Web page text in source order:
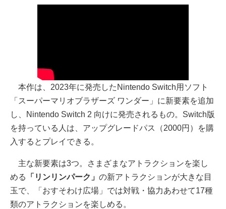
本作は、2023年に発売したNintendo Switch用ソフト
「スーパーマリオブラザーズ ワンダー」に新要素を追加
し、Nintendo Switch 2 向けに発売されるもの。Switch版
を持っている人は、アップグレードパス（2000円）を購
入するとプレイできる。
主な新要素は3つ。さまざまなアトラクションを楽し
める
「リンリンパーク」 の新アトラクションが大きな目
玉で、「おすそわけ広場」では対戦・協力あわせて17種
類のアトラクションを楽しめる。